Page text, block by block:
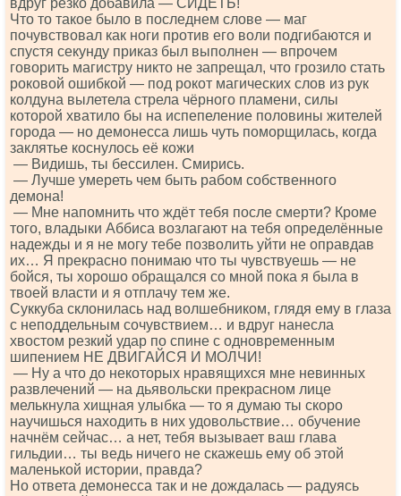
вдруг резко добавила — СИДЕТЬ!
Что то такое было в последнем слове — маг
почувствовал как ноги против его воли подгибаются и
спустя секунду приказ был выполнен — впрочем
говорить магистру никто не запрещал, что грозило стать
роковой ошибкой — под рокот магических слов из рук
колдуна вылетела стрела чёрного пламени, силы
которой хватило бы на испепеление половины жителей
города — но демонесса лишь чуть поморщилась, когда
заклятье коснулось её кожи
— Видишь, ты бессилен. Смирись.
— Лучше умереть чем быть рабом собственного
демона!
— Мне напомнить что ждёт тебя после смерти? Кроме
того, владыки Аббиса возлагают на тебя определённые
надежды и я не могу тебе позволить уйти не оправдав
их… Я прекрасно понимаю что ты чувствуешь — не
бойся, ты хорошо обращался со мной пока я была в
твоей власти и я отплачу тем же.
Суккуба склонилась над волшебником, глядя ему в глаза
с неподдельным сочувствием… и вдруг нанесла
хвостом резкий удар по спине с одновременным
шипением НЕ ДВИГАЙСЯ И МОЛЧИ!
— Ну а что до некоторых нравящихся мне невинных
развлечений — на дьявольски прекрасном лице
мелькнула хищная улыбка — то я думаю ты скоро
научишься находить в них удовольствие… обучение
начнём сейчас… а нет, тебя вызывает ваш глава
гильдии… ты ведь ничего не скажешь ему об этой
маленькой истории, правда?
Но ответа демонесса так и не дождалась — радуясь